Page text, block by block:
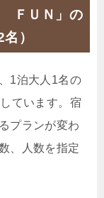
ＦＵＮ」の
）
1泊大人1名の
ています。宿
プランが変わ
、人数を指定